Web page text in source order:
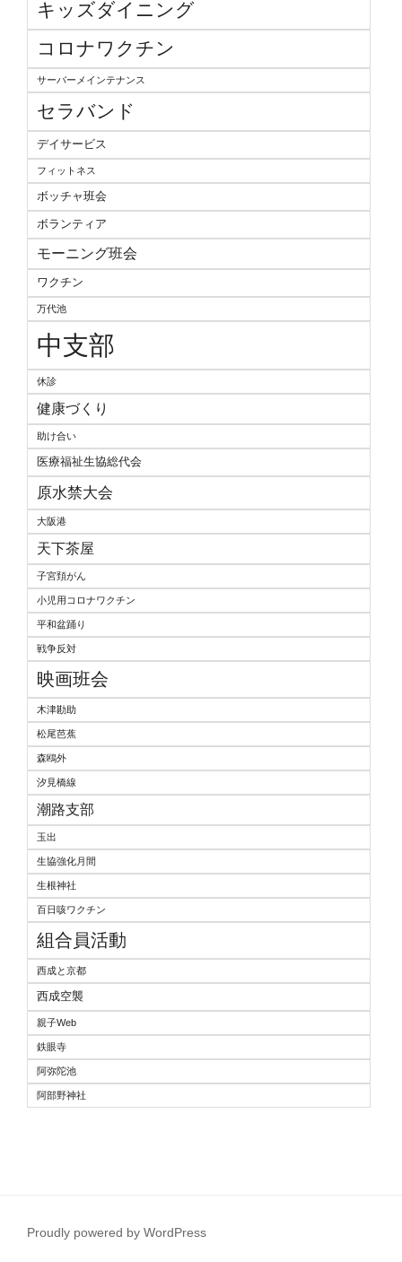
キッズダイニング
コロナワクチン
サーバーメインテナンス
セラバンド
デイサービス
フィットネス
ボッチャ班会
ボランティア
モーニング班会
ワクチン
万代池
中支部
休診
健康づくり
助け合い
医療福祉生協総代会
原水禁大会
大阪港
天下茶屋
子宮頚がん
小児用コロナワクチン
平和盆踊り
戦争反対
映画班会
木津勘助
松尾芭蕉
森鴎外
汐見橋線
潮路支部
玉出
生協強化月間
生根神社
百日咳ワクチン
組合員活動
西成と京都
西成空襲
親子Web
鉄眼寺
阿弥陀池
阿部野神社
Proudly powered by WordPress